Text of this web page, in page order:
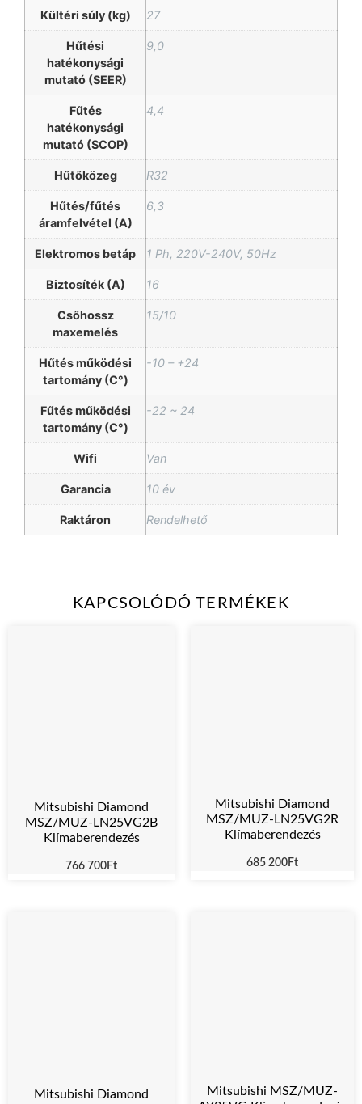
Kültéri súly (kg) 27
Hűtési
hatékonysági
mutató (SEER)
9,0
Fűtés
hatékonysági
mutató (SCOP)
4,4
Hűtőközeg R32
Hűtés/fűtés
áramfelvétel (A)
6,3
Elektromos betáp 1 Ph, 220V-240V, 50Hz
Biztosíték (A) 16
Csőhossz
maxemelés
15/10
Hűtés működési
tartomány (C°)
-10 – +24
Fűtés működési
tartomány (C°)
-22 ~ 24
Wifi Van
Garancia 10 év
Raktáron Rendelhető
KAPCSOLÓDÓ TERMÉKEK
Mitsubishi Diamond
MSZ/MUZ-LN25VG2B
Klímaberendezés
766 700Ft
Mitsubishi Diamond
MSZ/MUZ-LN25VG2R
Klímaberendezés
685 200Ft
Mitsubishi Diamond
Mitsubishi MSZ/MUZ-